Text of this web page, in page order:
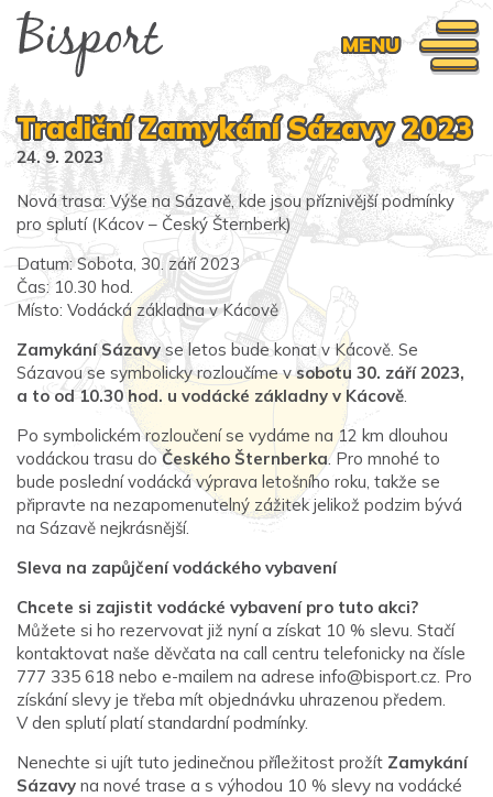
MENU
Tradiční Zamykání Sázavy 2023
24. 9. 2023
Nová trasa: Výše na Sázavě, kde jsou příznivější podmínky
pro splutí (Kácov – Český Šternberk)
Datum: Sobota, 30. září 2023
Čas: 10.30 hod.
Místo: Vodácká základna v Kácově
Zamykání Sázavyse letos bude konat v Kácově. Se
Sázavou se symbolicky rozloučíme vsobotu 30. září 2023,
a to od 10.30 hod. u vodácké základny v Kácově.
Po symbolickém rozloučení se vydáme na 12 km dlouhou
vodáckou trasu doČeského Šternberka. Pro mnohé to
bude poslední vodácká výprava letošního roku, takže se
připravte na nezapomenutelný zážitek jelikož podzim bývá
na Sázavě nejkrásnější.
Sleva na zapůjčení vodáckého vybavení
Chcete si zajistit vodácké vybavení pro tuto akci?
Můžete si ho rezervovat již nyní a získat 10 % slevu. Stačí
kontaktovat naše děvčata na call centru telefonicky na čísle
777 335 618 nebo e-mailem na adrese info@bisport.cz. Pro
získání slevy je třeba mít objednávku uhrazenou předem.
V den splutí platí standardní podmínky.
Nenechte si ujít tuto jedinečnou příležitost prožít Zamykání
Sázavy na nové trase a s výhodou 10 % slevy na vodácké